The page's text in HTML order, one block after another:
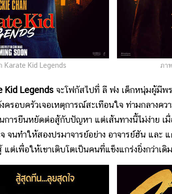
Karate Kid Legends ภา
Kid Legends จะโฟกัสไปที่ ลี ฟง เด็กหนุ่มผู้มีพ
รอบครัวเจอเหตุการณ์สะเทือนใจ ท่ามกลางค
การยืนหยัดต่อสู้กับปัญหา แต่เส้นทางนี้ไม่ง่าย เ
จนทำให้สองปรมาจารย์อย่าง อาจารย์ฮัน และ
เพื่อให้เขาเติบโตเป็นคนที่แข็งแกร่งยิ่งกว่าเดิม